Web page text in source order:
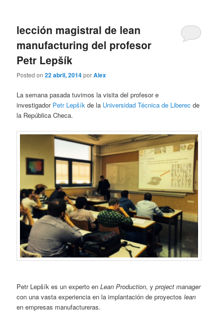
lección magistral de lean
manufacturing del profesor
Petr Lepšík
Posted on22 abril, 2014porAlex
La semana pasada tuvimos la visita del profesor e
investigador Petr Lepšík de la Universidad Técnica de Liberec de
la República Checa.
Petr Lepšík es un experto enLean Production, yproject manager
con una vasta experiencia en la implantación de proyectoslean
en empresas manufactureras.